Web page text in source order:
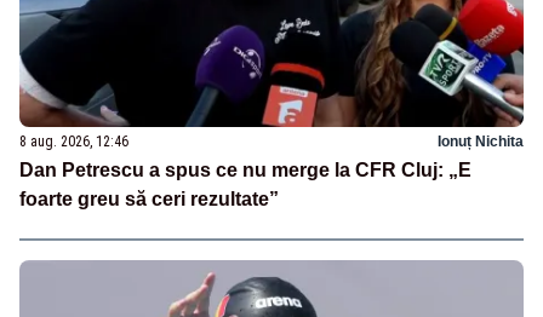
8 aug. 2026, 12:46 Ionuț Nichita
Dan Petrescu a spus ce nu merge la CFR Cluj: „E
foarte greu să ceri rezultate”